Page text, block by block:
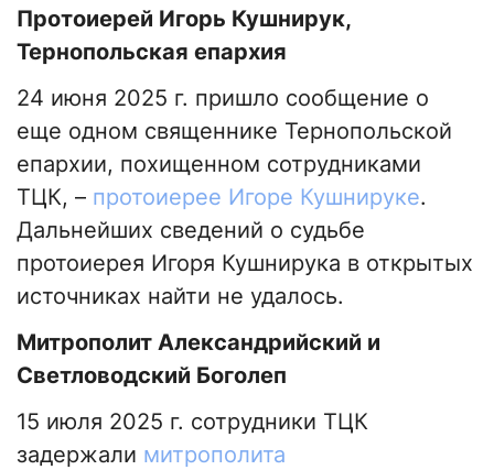
Протоиерей Игорь Кушнирук,
Тернопольская епархия
24 июня 2025 г. пришло сообщение о
еще одном священнике Тернопольской
епархии, похищенном сотрудниками
ТЦК, – протоиерее Игоре Кушнируке.
Дальнейших сведений о судьбе
протоиерея Игоря Кушнирука в открытых
источниках найти не удалось.
Митрополит Александрийский и
Светловодский Боголеп
15 июля 2025 г. сотрудники ТЦК
задержали митрополита